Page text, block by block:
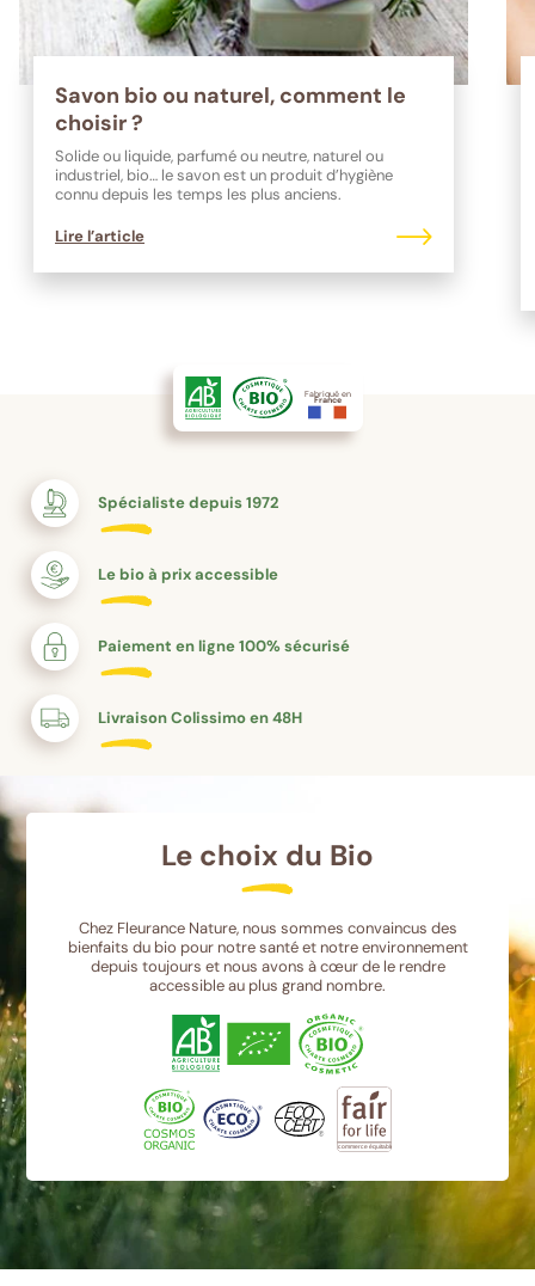
Savon bio ou naturel, comment le
choisir ?
Solide ou liquide, parfumé ou neutre, naturel ou
industriel, bio… le savon est un produit d’hygiène
connu depuis les temps les plus anciens.
Lire l’article
Fabriqué en
France
Spécialiste depuis 1972
Le bio à prix accessible
Paiement en ligne 100% sécurisé
Livraison Colissimo en 48H
Le choix du Bio
Chez Fleurance Nature, nous sommes convaincus des
bienfaits du bio pour notre santé et notre environnement
depuis toujours et nous avons à cœur de le rendre
accessible au plus grand nombre.